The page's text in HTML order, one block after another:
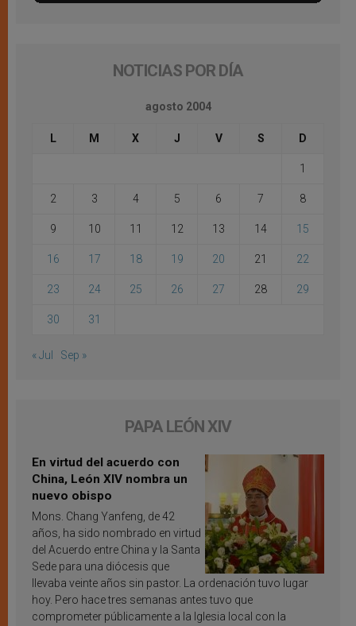
NOTICIAS POR DÍA
agosto 2004
L M X J V S D
1
2 3 4 5 6 7 8
9 10 11 12 13 14 15
16 17 18 19 20 21 22
23 24 25 26 27 28 29
30 31
« Jul Sep »
PAPA LEÓN XIV
En virtud del acuerdo con
China, León XIV nombra un
nuevo obispo
Mons. Chang Yanfeng, de 42
años, ha sido nombrado en virtud
del Acuerdo entre China y la Santa
Sede para una diócesis que
llevaba veinte años sin pastor. La ordenación tuvo lugar
hoy. Pero hace tres semanas antes tuvo que
comprometer públicamente a la Iglesia local con la